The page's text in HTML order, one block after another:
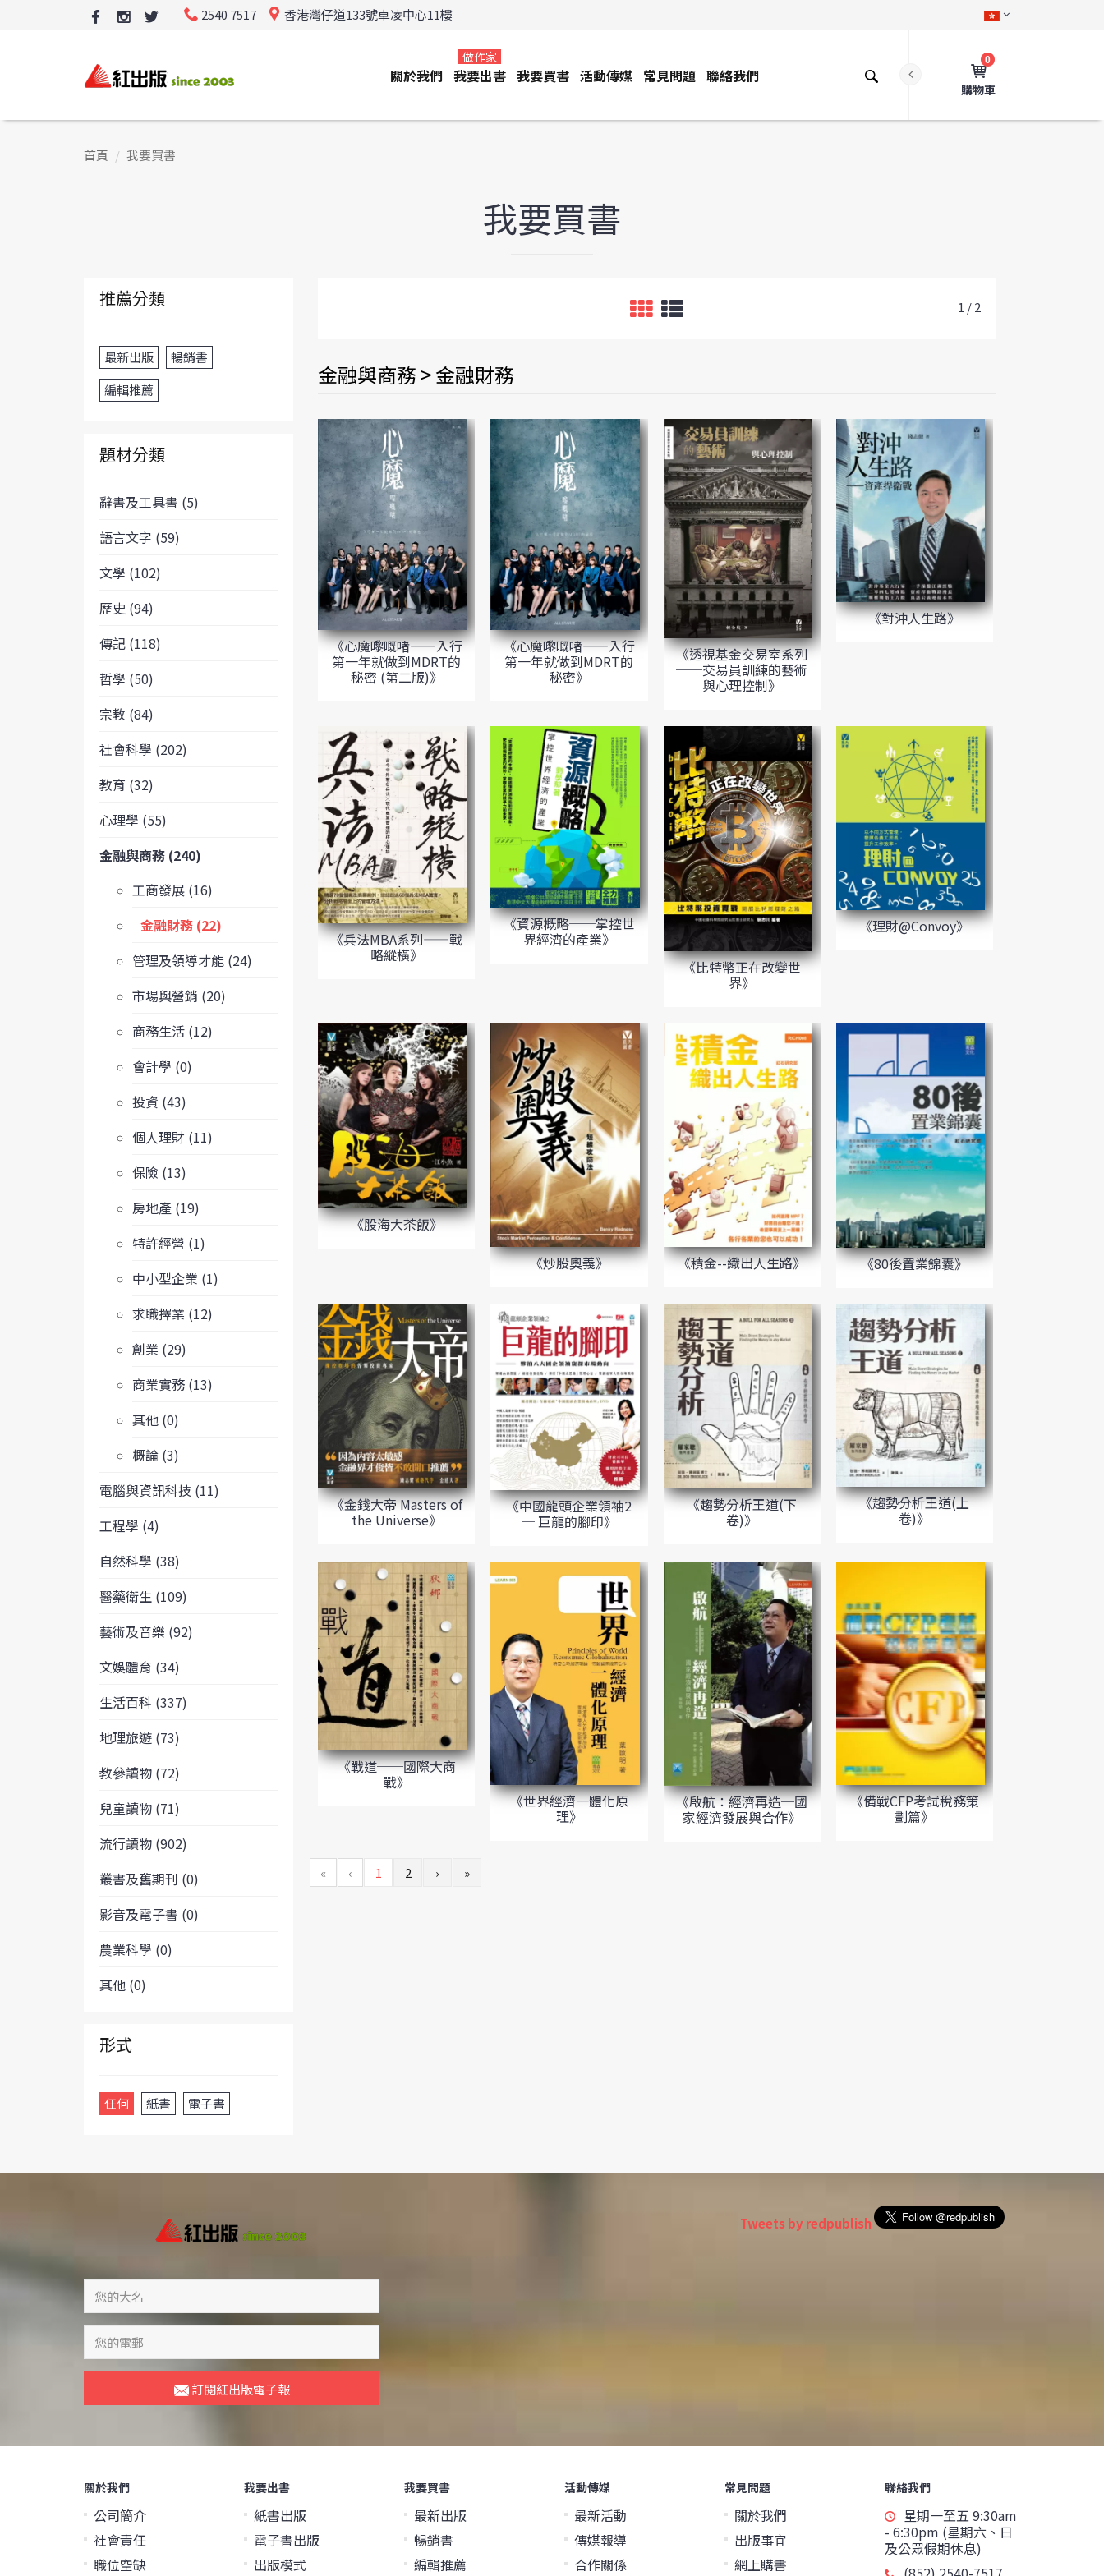
2540 7517 香港灣仔道133號卓凌中心11樓
0
購物車
關於我們 我要出書
做作家
我要買書 活動傳媒 常見問題 聯絡我們
首頁 我要買書
我要買書
推薦分類
最新出版
暢銷書
編輯推薦
題材分類
辭書及工具書 (5)
語言文字 (59)
文學 (102)
歷史 (94)
傳記 (118)
哲學 (50)
宗教 (84)
社會科學 (202)
教育 (32)
心理學 (55)
金融與商務 (240)
工商發展 (16)
金融財務 (22)
管理及領導才能 (24)
市場與營銷 (20)
商務生活 (12)
會計學 (0)
投資 (43)
個人理財 (11)
保險 (13)
房地產 (19)
特許經營 (1)
中小型企業 (1)
求職擇業 (12)
創業 (29)
商業實務 (13)
其他 (0)
概論 (3)
電腦與資訊科技 (11)
工程學 (4)
自然科學 (38)
醫藥衛生 (109)
藝術及音樂 (92)
文娛體育 (34)
生活百科 (337)
地理旅遊 (73)
教參讀物 (72)
兒童讀物 (71)
流行讀物 (902)
叢書及舊期刊 (0)
影音及電子書 (0)
農業科學 (0)
其他 (0)
形式
任何 紙書 電子書
1 / 2
金融與商務 > 金融財務
《心魔嚟嘅啫——入行
第一年就做到MDRT的
秘密 (第二版)》
《心魔嚟嘅啫——入行
第一年就做到MDRT的
秘密》
《透視基金交易室系列
──交易員訓練的藝術
與心理控制》
《對沖人生路》
《兵法MBA系列——戰
略縱橫》
《資源概略──掌控世
界經濟的產業》
《比特幣正在改變世
界》
《理財@Convoy》
《股海大茶飯》
《炒股奧義》
《積金--織出人生路》 《80後置業錦囊》
《金錢大帝 Masters of
the Universe》
《中國龍頭企業領袖2
─ 巨龍的腳印》
《趨勢分析王道(下
卷)》
《趨勢分析王道(上
卷)》
《戰道──國際大商
戰》
《世界經濟一體化原
理》
《啟航：經濟再造─國
家經濟發展與合作》
《備戰CFP考試稅務策
劃篇》
« ‹ 1 2 › »
訂閱紅出版電子報
Tweets by redpublish
關於我們
公司簡介
社會責任
職位空缺
我要出書
紙書出版
電子書出版
出版模式
我要買書
最新出版
暢銷書
編輯推薦
活動傳媒
最新活動
傳媒報導
合作關係
常見問題
關於我們
出版事宜
網上購書
聯絡我們
星期一至五 9:30am
- 6:30pm (星期六、日
及公眾假期休息)